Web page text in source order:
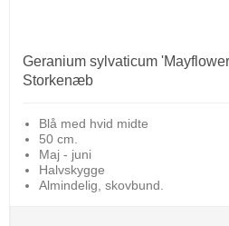
Geranium sylvaticum
Storkenæb
Blå med hvid midte
50 cm.
Maj - juni
Halvskygge
Almindelig, skovbund.